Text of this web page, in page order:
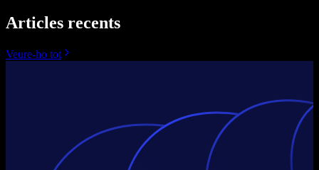
Articles recents
Veure-ho tot